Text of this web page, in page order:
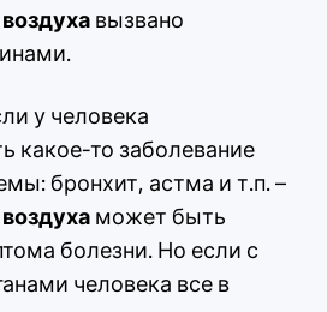
вызвано
у человека
какое-то заболевание
бронхит, астма и т.п. –
может быть
болезни. Но если с
человека все в